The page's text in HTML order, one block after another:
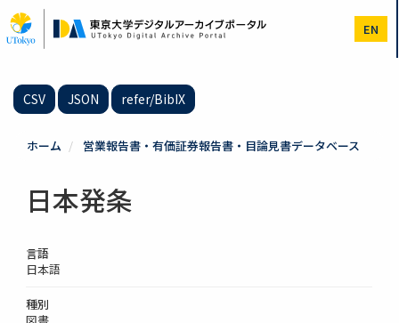
イ
ン
EN
CSV JSON refer/BibIX
ホーム 営業報告書・有価証券報告書・目論見書データベース
日本発条
言語
日本語
種別
図書